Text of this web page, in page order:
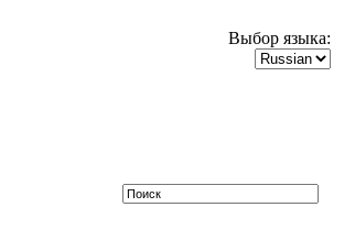
Выбор языка: